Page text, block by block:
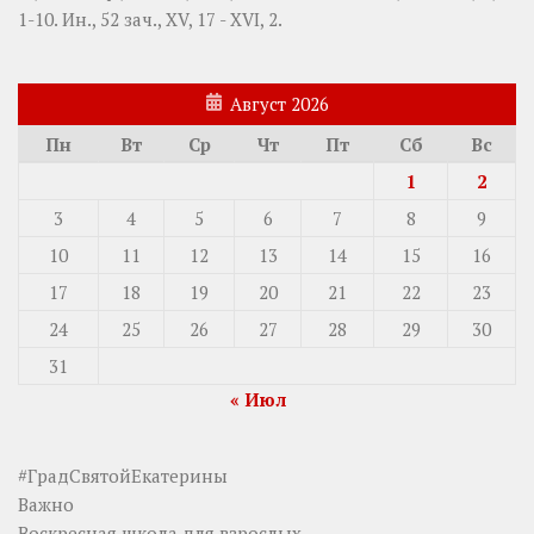
1-10. Ин., 52 зач., XV, 17 - XVI, 2.
Август 2026
Пн
Вт Ср Чт Пт Сб
Вс
1
2
3
4 5 6 7 8
9
10
11 12 13 14 15
16
17
18 19 20 21 22
23
24
25 26 27 28 29
30
31
« Июл
#ГрадСвятойЕкатерины
Важно